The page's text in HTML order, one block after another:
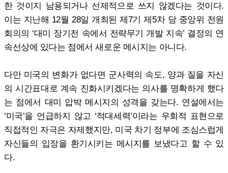
한 것이지 남용되거나 선제적으로 쓰지 않겠다는 것이다.
이는 지난해 12월 28일 개최된 제7기 제5차 당 중앙위 전원
회의의 ‘대미 장기전 속에서 전략무기 개발 지속’ 결정의 연
속선상에 있다는 점에서 새로운 메시지는 아니다.
다만 미국의 변화가 없다면 군사력의 속도, 양과 질을 자신
의 시간표대로 계속 진화시키겠다는 의사를 명확하게 했다
는 점에서 대미 압박 메시지의 성격을 갖는다. 연설에서는
‘미국’을 언급하지 않고 ‘적대세력’이라는 우회적 표현으로
직접적인 자극은 자제했지만, 미국 차기 정부에 조심스럽게
자신들의 입장을 환기시키는 메시지를 보냈다고 할 수 있
다.